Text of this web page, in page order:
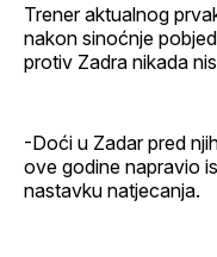
Trener aktualnog
nakon sinoćnje
protiv Zadra nikada
-Doći u Zadar pred
ove godine napravio
nastavku natjecanja.